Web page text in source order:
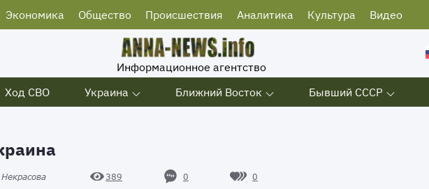
Экономика Общество Происшествия Аналитика Культура Видео
Информационное агентство
Ход СВО Украина Ближний Восток Бывший СССР
389 0 0